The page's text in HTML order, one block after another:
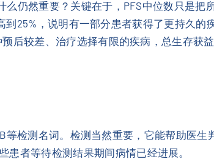
么仍然重要？关键在于，PFS中位数只是
到25%，说明有一部分患者获得了更持久
后较差、治疗选择有限的疾病，总生存获
等检测名词。检测当然重要，它能帮助医
者等待检测结果期间病情已经进展。